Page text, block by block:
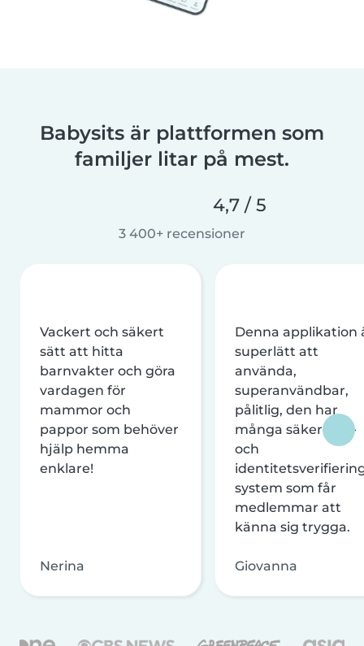
Babysits är plattformen som
familjer litar på mest.
4,7 / 5
3 400+ recensioner
Vackert och säkert
sätt att hitta
barnvakter och göra
vardagen för
mammor och
pappor som behöver
hjälp hemma
enklare!
Nerina
Denna applikation
superlätt att
använda,
superanvändbar,
pålitlig, den har
många säkerhets-
och
system som får
medlemmar att
känna sig trygga.
Giovanna